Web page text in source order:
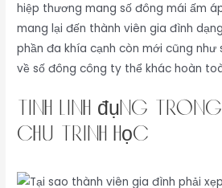
hiệp thương mang số đông mái ấm
mang lại đến thành viên gia đình
phần đa khía cạnh còn mới cũng như
về số đông công ty thể khác hoàn
Tính linh đụng
chu trình học